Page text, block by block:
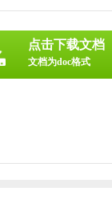
点击下载文档
文档为doc格式